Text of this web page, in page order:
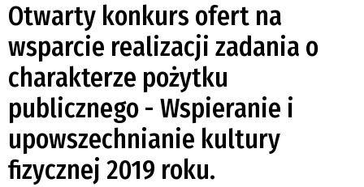
Otwarty konkurs ofert na
wsparcie realizacji zadania o
charakterze pożytku
publicznego - Wspieranie i
upowszechnianie kultury
fizycznej 2019 roku.